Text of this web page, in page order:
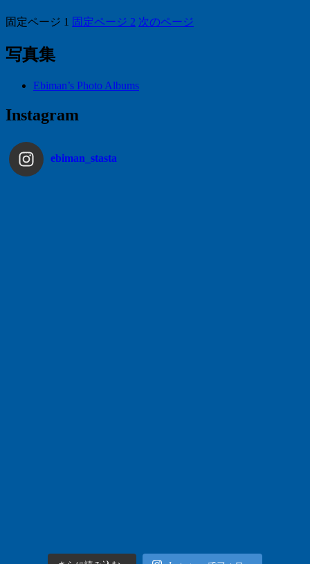
固定ページ 1 固定ページ 2 次のページ
写真集
Ebiman’s Photo Albums
Instagram
ebiman_stasta